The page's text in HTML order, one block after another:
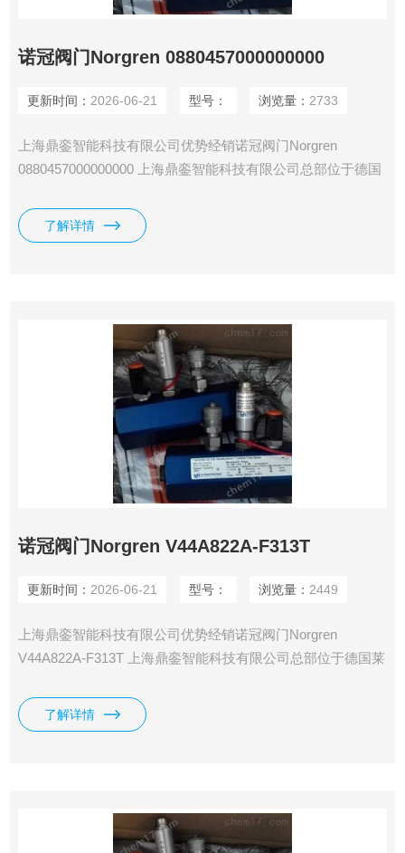
诺冠阀门Norgren 0880457000000000
更新时间： 2026-06-21 型号： 浏览量： 2733
上海鼎銮智能科技有限公司优势经销诺冠阀门Norgren
0880457000000000 上海鼎銮智能科技有限公司总部位于德国
表及备品备件。
了解详情
诺冠阀门Norgren V44A822A-F313T
更新时间： 2026-06-21 型号： 浏览量： 2449
上海鼎銮智能科技有限公司优势经销诺冠阀门Norgren
V44A822A-F313T 上海鼎銮智能科技有限公司总部位于德国莱
及备品备件。
了解详情